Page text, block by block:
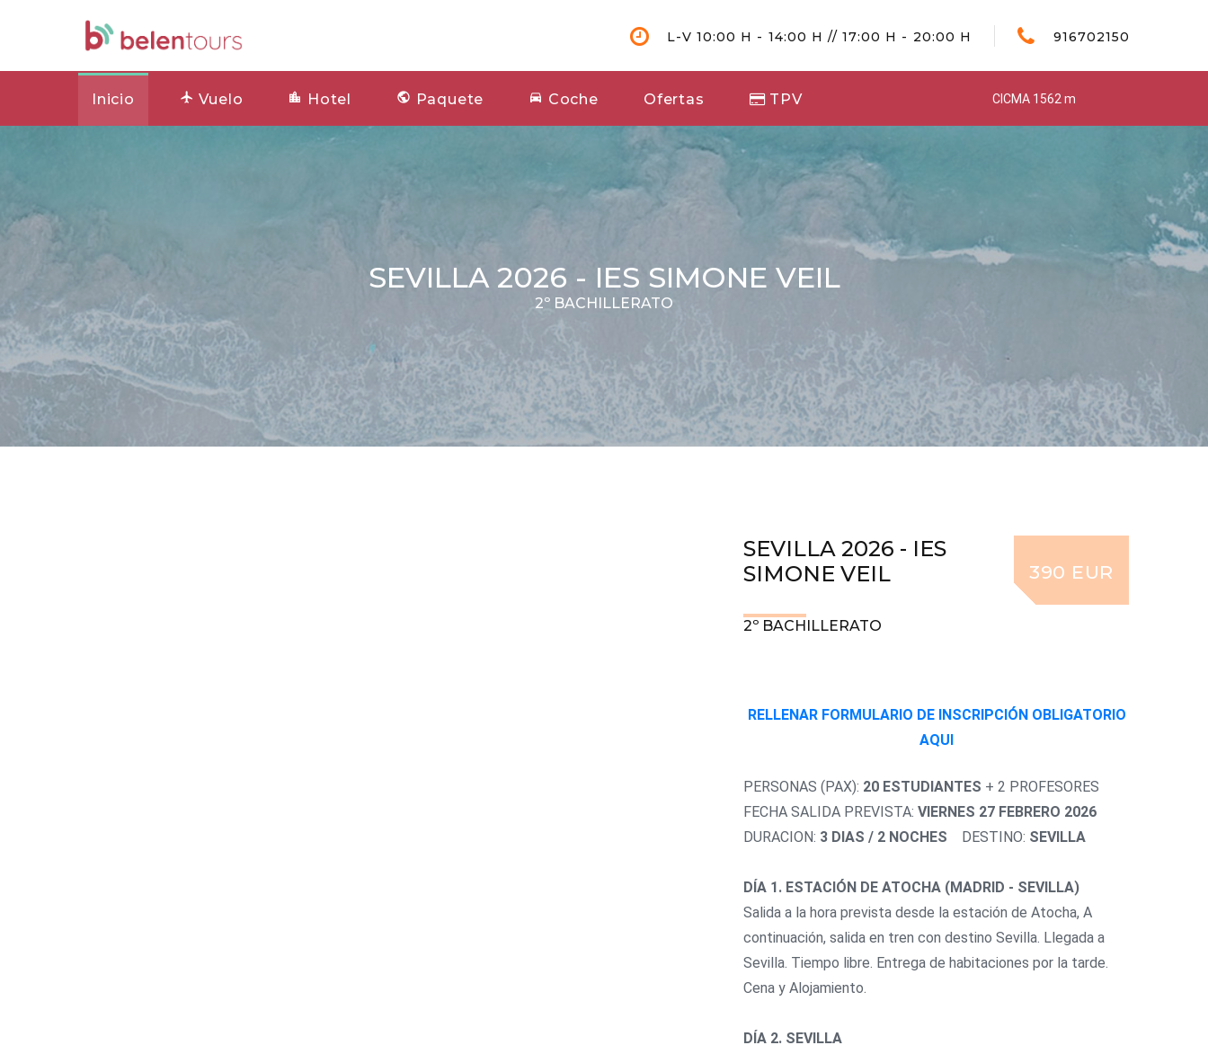
L-V 10:00 H - 14:00 H // 17:00 H - 20:00 H 916702150
CICMA 1562 m
Inicio Vuelo Hotel Paquete Coche Ofertas TPV
SEVILLA 2026 - IES SIMONE VEIL
2º BACHILLERATO
SEVILLA 2026 - IES
SIMONE VEIL
2º BACHILLERATO
390 EUR
RELLENAR FORMULARIO DE INSCRIPCIÓN OBLIGATORIO
AQUI
PERSONAS (PAX): 20 ESTUDIANTES + 2 PROFESORES
FECHA SALIDA PREVISTA: VIERNES 27 FEBRERO 2026
DURACION: 3 DIAS / 2 NOCHES DESTINO: SEVILLA
DÍA 1. ESTACIÓN DE ATOCHA (MADRID - SEVILLA)
Salida a la hora prevista desde la estación de Atocha, A
continuación, salida en tren con destino Sevilla. Llegada a
Sevilla. Tiempo libre. Entrega de habitaciones por la tarde.
Cena y Alojamiento.
DÍA 2. SEVILLA